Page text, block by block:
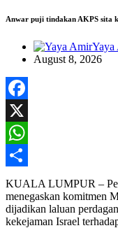
Anwar puji tindakan AKPS sita
Yaya
August 8, 2026
Facebook
X
WhatsApp
Share
KUALA LUMPUR –
menegaskan komitmen
dijadikan laluan
kekejaman Israel